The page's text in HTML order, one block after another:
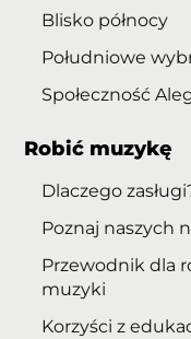
Blisko północy
Południowe
Społeczność
Robić muzykę
Dlaczego
Poznaj naszych
Przewodnik dla
muzyki
Korzyści z